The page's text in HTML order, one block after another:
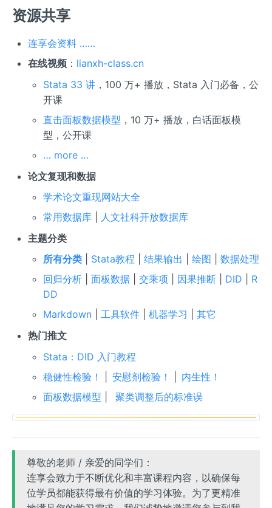
资源共享
连享会资料 ……
在线视频： lianxh-class.cn
Stata 33 讲 ，100 万+ 播放，Stata 入门必备，公
开课
直击面板数据模型 ，10 万+ 播放，白话面板模
型，公开课
… more …
论文复现和数据
学术论文重现网站大全
常用数据库
人文社科开放数据库
主题分类
所有分类
Stata教程 |结果输出 |绘图 |数据处理
回归分析 |面板数据 |交乘项 因果推断 DID
R
DD
Markdown |工具软件 |机器学习 |其它
热门推文
Stata：DID 入门教程
稳健性检验！
|安慰剂检验！
内生性！
面板数据模型 |聚类调整后的标准误
尊敬的老师 / 亲爱的同学们：
连享会致力于不断优化和丰富课程内容，以确保每
位学员都能获得最有价值的学习体验。为了更精准